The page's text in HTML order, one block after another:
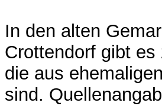
In den alten
Crottendorf gibt
die aus
sind.